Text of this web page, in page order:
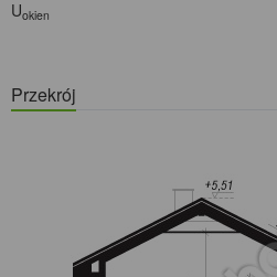
Uokien
Przekrój